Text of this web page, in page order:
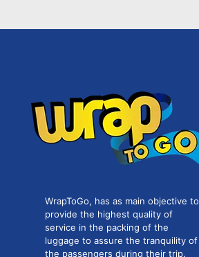
WrapToGo, has as main objective to
provide the highest quality of
service in the packing of the
luggage to assure the tranquility of
the passengers during their trip.